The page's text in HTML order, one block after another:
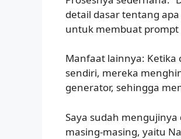
detail dasar tentang
untuk membuat prompt
Manfaat lainnya:
sendiri, mereka
generator, sehingga
Saya sudah
masing-masing, yaitu